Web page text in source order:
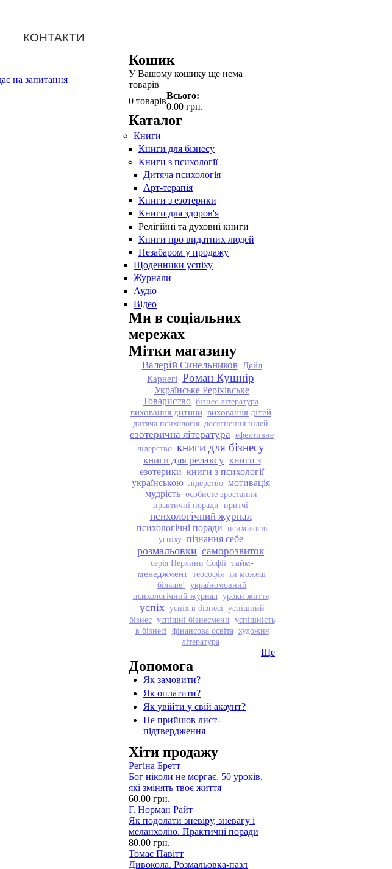
КОНТАКТИ
на запитання
Кошик
У Вашому кошику ще нема
товарів
0 товарів
Всього:
0.00 грн.
Каталог
Книги
Книги для бізнесу
Книги з психології
Дитяча психологія
Арт-терапія
Книги з езотерики
Книги для здоров'я
Релігійні та духовні книги
Книги про видатних людей
Незабаром у продажу
Щоденники успіху
Журнали
Аудіо
Відео
Ми в соціальних
мережах
Мітки магазину
Валерій Синельников Дейл
Карнегі Роман Кушнір
Українське Реріхівське
Товариство бізнес література
виховання дитини виховання дітей
дитяча психологія досягнення цілей
езотерична література ефективне
лідерство книги для бізнесу
книги для релаксу книги з
езотерики книги з психології
українською лідерство мотивація
мудрість особисте зростання
практичні поради притчі
психологічний журнал
психологічні поради психологія
успіху пізнання себе
розмальовки саморозвиток
серія Перлини Софії тайм-
менеджмент теософія ти можеш
більше!
україномовний
психологічний журнал уроки життя
успіх успіх в бізнесі успішний
бізнес успішні бізнесмени успішність
в бізнесі фінансова освіта художня
література
Ще
Допомога
Як замовити?
Як оплатити?
Як увійти у свій акаунт?
Не прийшов лист-
підтвердження
Хіти продажу
Регіна Бретт
Бог ніколи не моргає. 50 уроків,
які змінять твоє життя
60.00 грн.
Г. Норман Райт
Як подолати зневіру, зневагу і
меланхолію. Практичні поради
80.00 грн.
Томас Павітт
Дивокола. Розмальовка-пазл